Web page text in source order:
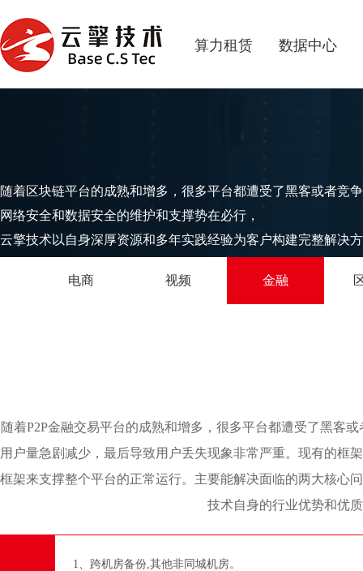
算力租赁 数据中心
随着区块链平台的成熟和增多，很多平台都遭受了黑客或者竞
网络安全和数据安全的维护和支撑势在必行，
云擎技术以自身深厚资源和多年实践经验为客户构建完整解决
电商 视频 金融
随着P2P金融交易平台的成熟和增多，很多平台都遭受了黑客
用户量急剧减少，最后导致用户丢失现象非常严重。现有的框
框架来支撑整个平台的正常运行。主要能解决面临的两大核心
技术自身的行业优势和优
1、跨机房备份,其他非同城机房。